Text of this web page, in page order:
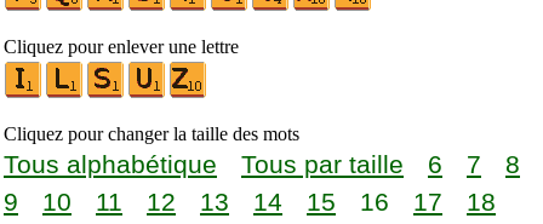
Cliquez pour enlever une lettre
Cliquez pour changer la taille des mots
Tous alphabétique Tous par taille 6 7
8
9
10 11 12 13 14 15 16 17
18